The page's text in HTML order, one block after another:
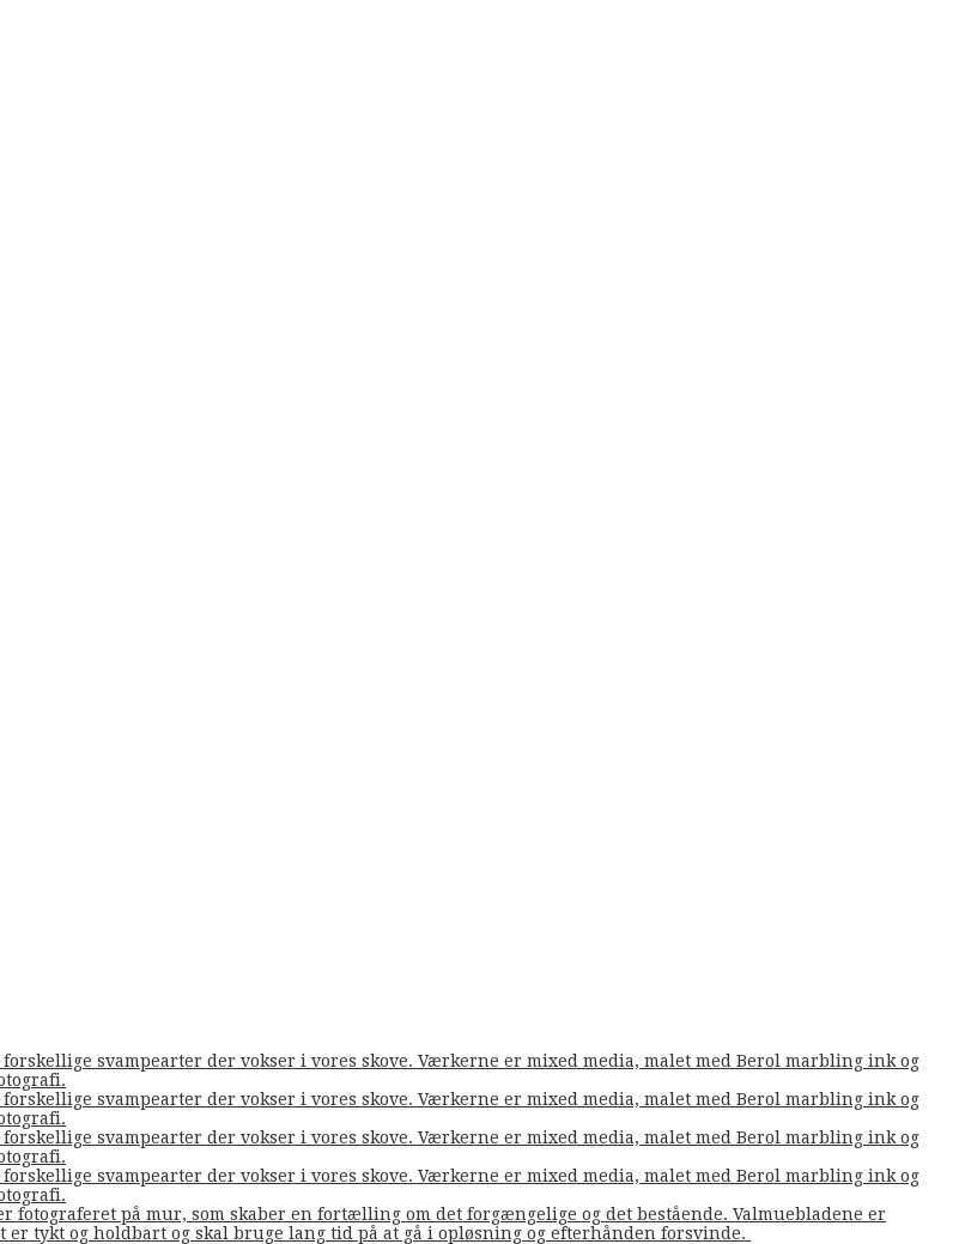
svampearter der vokser i vores skove. Værkerne er mixed media, malet med Berol marbling ink og
svampearter der vokser i vores skove. Værkerne er mixed media, malet med Berol marbling ink og
svampearter der vokser i vores skove. Værkerne er mixed media, malet med Berol marbling ink og
svampearter der vokser i vores skove. Værkerne er mixed media, malet med Berol marbling ink og
fotograferet på mur, som skaber en fortælling om det forgængelige og det bestående. Valmuebladene er
tykt og holdbart og skal bruge lang tid på at gå i opløsning og efterhånden forsvinde.